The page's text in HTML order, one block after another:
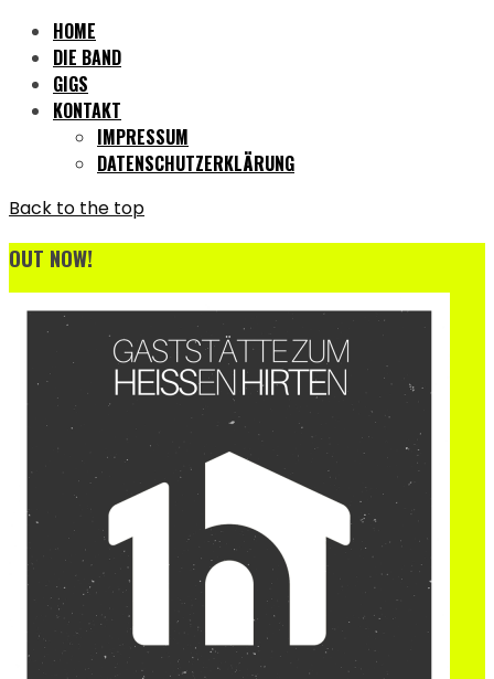
HOME
DIE BAND
GIGS
KONTAKT
IMPRESSUM
DATENSCHUTZERKLÄRUNG
Back to the top
OUT NOW!